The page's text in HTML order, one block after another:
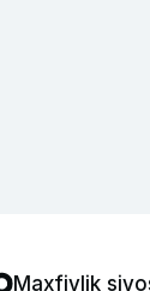
Maxfiylik